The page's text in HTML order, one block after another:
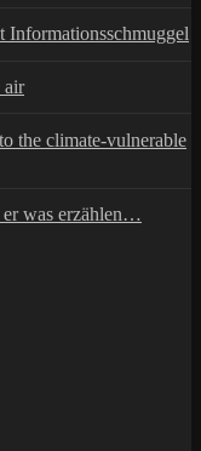
Informationsschmuggel
air
the climate-vulnerable
er was erzählen…